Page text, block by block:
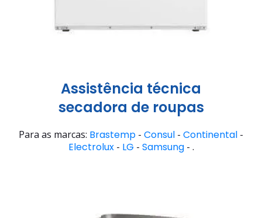
Assistência técnica
secadora de roupas
Para as marcas: Brastemp - Consul - Continental -
Electrolux- LG - Samsung- .